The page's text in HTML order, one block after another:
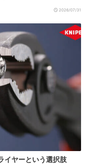
2026/07/31
イヤーという選択肢